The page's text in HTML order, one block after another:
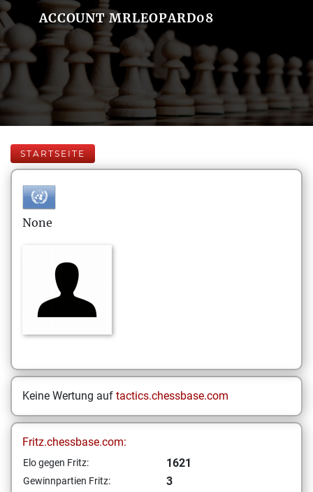
ACCOUNT MRLEOPARD08
STARTSEITE
None
Keine Wertung auf tactics.chessbase.com
Fritz.chessbase.com:
Elo gegen Fritz: 1621
Gewinnpartien Fritz: 3